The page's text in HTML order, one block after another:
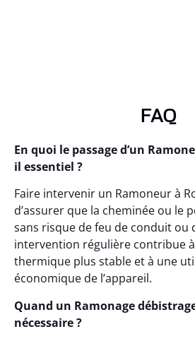
FAQ
En quoi le passage d’un
il essentiel ?
Faire intervenir un Ramoneur à
d’assurer que la cheminée ou le
sans risque de feu de conduit ou
intervention régulière contribue
thermique plus stable et à une
économique de l’appareil.
Quand un Ramonage
nécessaire ?